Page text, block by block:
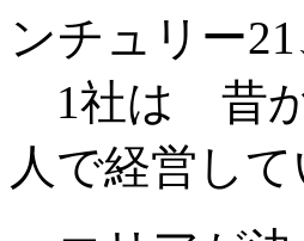
ンチュリー
1社は 昔か
人で経営し